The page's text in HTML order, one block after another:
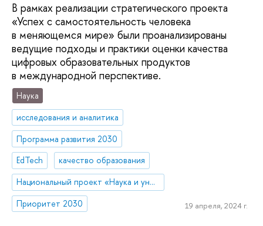
В рамках реализации стратегического проекта
«Успех с самостоятельность человека
в меняющемся мире» были проанализированы
ведущие подходы и практики оценки качества
цифровых образовательных продуктов
в международной перспективе.
Наука
исследования и аналитика
Программа развития 2030
EdTech
качество образования
Национальный проект «Наука и университеты»
Приоритет 2030
19 апреля, 2024 г.